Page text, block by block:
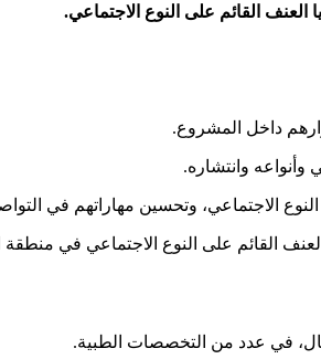
القائم على النوع الاجتماعي.
داخل المشروع.
وأنواعه وانتشاره.
الاجتماعي، وتحسين مهاراتهم في